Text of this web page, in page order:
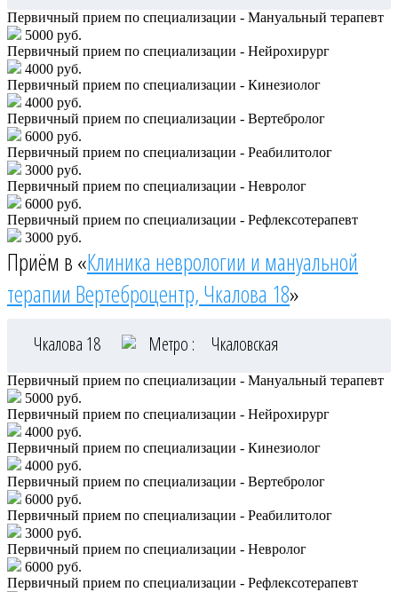
Первичный прием по специализации - Мануальный терапевт
5000 руб.
Первичный прием по специализации - Нейрохирург
4000 руб.
Первичный прием по специализации - Кинезиолог
4000 руб.
Первичный прием по специализации - Вертебролог
6000 руб.
Первичный прием по специализации - Реабилитолог
3000 руб.
Первичный прием по специализации - Невролог
6000 руб.
Первичный прием по специализации - Рефлексотерапевт
3000 руб.
Приём в «Клиника неврологии и мануальной
терапии Вертеброцентр, Чкалова 18»
Чкалова 18 Метро : Чкаловская
Первичный прием по специализации - Мануальный терапевт
5000 руб.
Первичный прием по специализации - Нейрохирург
4000 руб.
Первичный прием по специализации - Кинезиолог
4000 руб.
Первичный прием по специализации - Вертебролог
6000 руб.
Первичный прием по специализации - Реабилитолог
3000 руб.
Первичный прием по специализации - Невролог
6000 руб.
Первичный прием по специализации - Рефлексотерапевт